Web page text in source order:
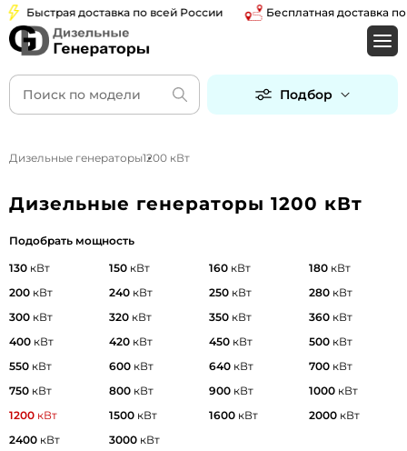
доставка по всей России Бесплатная доставка по
Подбор
Дизельные генераторы1200 кВт
Дизельные генераторы 1200 кВт
Подобрать мощность
130 кВт 150 кВт 160 кВт 180 кВт
200 кВт 240 кВт 250 кВт 280 кВт
300 кВт 320 кВт 350 кВт 360 кВт
400 кВт 420 кВт 450 кВт 500 кВт
550 кВт 600 кВт 640 кВт 700 кВт
750 кВт 800 кВт 900 кВт 1000 кВт
1200 кВт 1500 кВт 1600 кВт 2000 кВт
2400 кВт 3000 кВт